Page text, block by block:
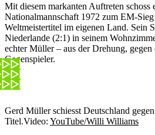
Mit diesem markanten Auftreten schoss
Nationalmannschaft 1972 zum EM-
Weltmeistertitel im eigenen Land. Sein
Niederlande (2:1) in seinem
echter Müller – aus der Drehung,
Gegenspieler.
Gerd Müller schiesst Deutschland
Titel.Video: YouTube/Willi Williams